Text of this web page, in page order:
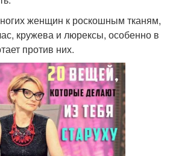
женщин к роскошным тканям,
кружева и люрексы, особенно в
против них.